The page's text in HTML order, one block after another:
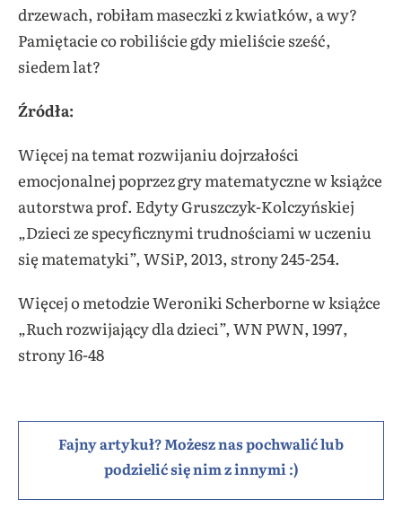
drzewach, robiłam maseczki z kwiatków, a wy?
Pamiętacie co robiliście gdy mieliście sześć,
siedem lat?
Źródła:
Więcej na temat rozwijaniu dojrzałości
emocjonalnej poprzez gry matematyczne w książce
autorstwa prof. Edyty Gruszczyk-Kolczyńskiej
„Dzieci ze specyficznymi trudnościami w uczeniu
się matematyki”, WSiP, 2013, strony 245-254.
Więcej o metodzie Weroniki Scherborne w książce
„Ruch rozwijający dla dzieci”, WN PWN, 1997,
strony 16-48
Fajny artykuł? Możesz nas pochwalić lub
podzielić się nim z innymi :)